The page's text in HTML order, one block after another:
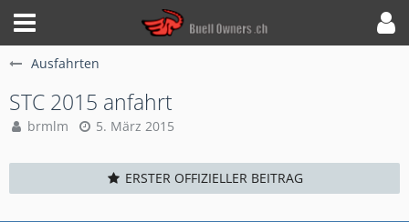
Ausfahrten
STC 2015 anfahrt
brmlm 5. März 2015
ERSTER OFFIZIELLER BEITRAG